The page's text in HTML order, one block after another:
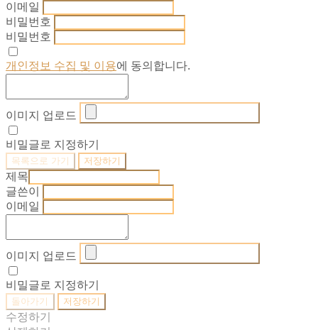
이메일
비밀번호
비밀번호
개인정보 수집 및 이용에 동의합니다.
이미지 업로드
비밀글로 지정하기
목록으로 가기 저장하기
제목
글쓴이
이메일
이미지 업로드
비밀글로 지정하기
돌아가기 저장하기
수정하기